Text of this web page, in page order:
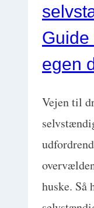
Guide
egen
Vejen til
huske. Så